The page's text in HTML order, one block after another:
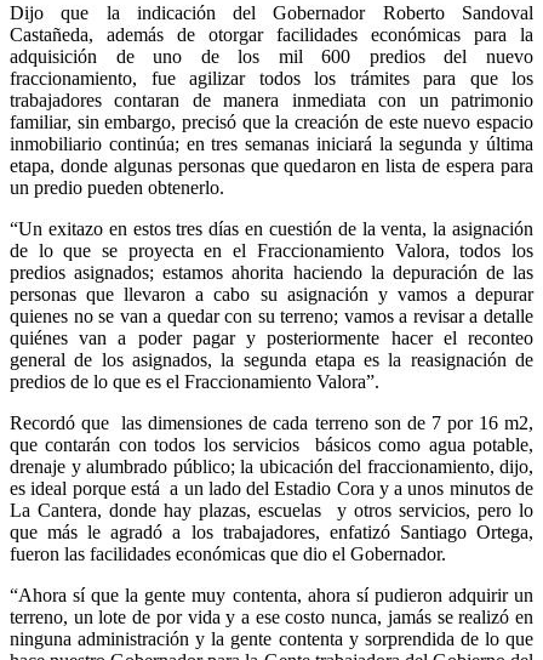
Dijo que la indicación del Gobernador Roberto Sandoval
Castañeda, además de otorgar facilidades económicas para la
adquisición de uno de los mil 600 predios del nuevo
fraccionamiento, fue agilizar todos los trámites para que los
trabajadores contaran de manera inmediata con un patrimonio
familiar, sin embargo, precisó que la creación de este nuevo espacio
inmobiliario continúa; en tres semanas iniciará la segunda y última
etapa, donde algunas personas que quedaron en lista de espera para
un predio pueden obtenerlo.
“Un exitazo en estos tres días en cuestión de la venta, la asignación
de lo que se proyecta en el Fraccionamiento Valora, todos los
predios asignados; estamos ahorita haciendo la depuración de las
personas que llevaron a cabo su asignación y vamos a depurar
quienes no se van a quedar con su terreno; vamos a revisar a detalle
quiénes van a poder pagar y posteriormente hacer el reconteo
general de los asignados, la segunda etapa es la reasignación de
predios de lo que es el Fraccionamiento Valora”.
Recordó que las dimensiones de cada terreno son de 7 por 16 m2,
que contarán con todos los servicios básicos como agua potable,
drenaje y alumbrado público; la ubicación del fraccionamiento, dijo,
es ideal porque está a un lado del Estadio Cora y a unos minutos de
La Cantera, donde hay plazas, escuelas y otros servicios, pero lo
que más le agradó a los trabajadores, enfatizó Santiago Ortega,
fueron las facilidades económicas que dio el Gobernador.
“Ahora sí que la gente muy contenta, ahora sí pudieron adquirir un
terreno, un lote de por vida y a ese costo nunca, jamás se realizó en
ninguna administración y la gente contenta y sorprendida de lo que